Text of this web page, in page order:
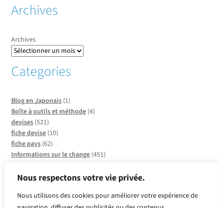
Nous respectons votre vie privée.
Nous utilisons des cookies pour améliorer votre expérience de
Archives
Archives
Categories
Blog en Japonais(1)
Boîte à outils et méthode(4)
devises(521)
fiche devise(10)
fiche pays(62)
Informations sur le change(451)
Infos sur CCO(137)
métaux (2)